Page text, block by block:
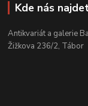
Kde nás
Antikvariát a galerie
Žižkova 236/2, Tábor